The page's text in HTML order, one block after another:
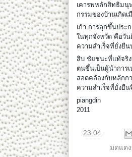
เคารพหลักสิทธิมนุ
กรรมของบ้านเกิด
เก้า การลุกขึ้นประ
ในทุกจังหวัด คือวั
ความสำเร็จที่ยั่งยื
สิบ ชัยชนะที่แท้จริง
ตนขึ้นเป็นผู้นำการ
สอดคล้องกับหลักก
ความสำเร็จที่ยั่งยื
piangdin
2011
23:04
มดแด